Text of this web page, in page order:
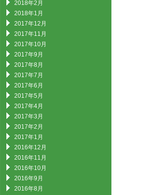
2018年2月
2018年1月
2017年12月
2017年11月
2017年10月
2017年9月
2017年8月
2017年7月
2017年6月
2017年5月
2017年4月
2017年3月
2017年2月
2017年1月
2016年12月
2016年11月
2016年10月
2016年9月
2016年8月